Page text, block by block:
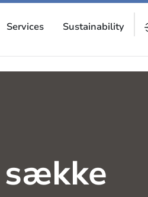
Services Sustainability